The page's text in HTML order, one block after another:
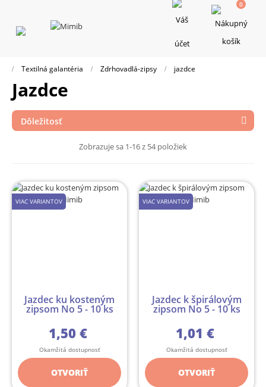
Toggle
navigation
0
Textilná galantéria Zdrhovadlá-zipsy jazdce
jazdce
Dôležitosť 
Zobrazuje sa 1-16 z 54 položiek
VIAC VARIANTOV
Jazdec ku kosteným
zipsom No 5 - 10 ks
1,50 €
Okamžitá dostupnosť
OTVORIŤ
VIAC VARIANTOV
Jazdec k špirálovým
zipsom No 5 - 10 ks
1,01 €
Okamžitá dostupnosť
OTVORIŤ